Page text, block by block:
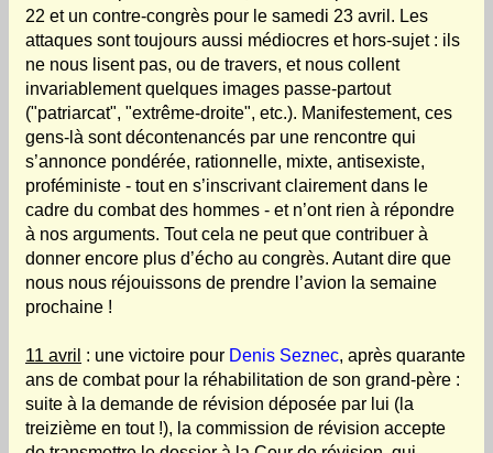
22 et un contre-congrès pour le samedi 23 avril. Les
attaques sont toujours aussi médiocres et hors-sujet : ils
ne nous lisent pas, ou de travers, et nous collent
invariablement quelques images passe-partout
("patriarcat", "extrême-droite", etc.). Manifestement, ces
gens-là sont décontenancés par une rencontre qui
s’annonce pondérée, rationnelle, mixte, antisexiste,
proféministe - tout en s’inscrivant clairement dans le
cadre du combat des hommes - et n’ont rien à répondre
à nos arguments. Tout cela ne peut que contribuer à
donner encore plus d’écho au congrès. Autant dire que
nous nous réjouissons de prendre l’avion la semaine
prochaine !
11 avril : une victoire pour Denis Seznec, après quarante
ans de combat pour la réhabilitation de son grand-père :
suite à la demande de révision déposée par lui (la
treizième en tout !), la commission de révision accepte